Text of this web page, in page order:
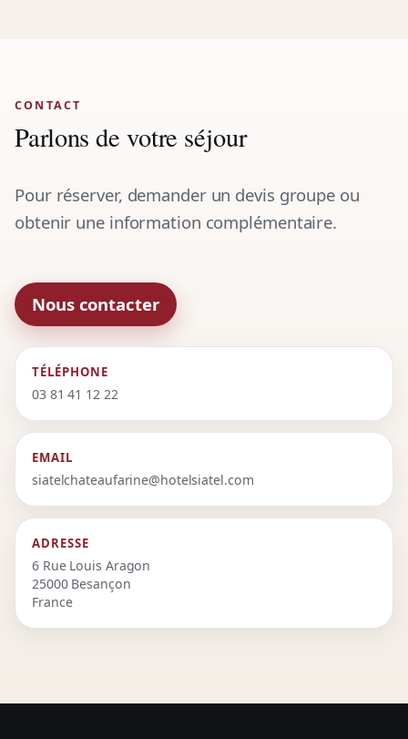
CONTACT
Parlons de votre séjour
Pour réserver, demander un devis groupe ou
obtenir une information complémentaire.
Nous contacter
TÉLÉPHONE
03 81 41 12 22
EMAIL
siatelchateaufarine@hotelsiatel.com
ADRESSE
6 Rue Louis Aragon
25000 Besançon
France